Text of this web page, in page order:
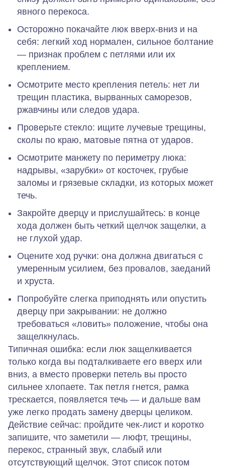
явного перекоса.
Осторожно покачайте люк вверх‑вниз и на
себя: легкий ход нормален, сильное болтание
— признак проблем с петлями или их
креплением.
Осмотрите место крепления петель: нет ли
трещин пластика, вырванных саморезов,
ржавчины или следов удара.
Проверьте стекло: ищите лучевые трещины,
сколы по краю, матовые пятна от ударов.
Осмотрите манжету по периметру люка:
надрывы, «зарубки» от косточек, грубые
заломы и грязевые складки, из которых может
течь.
Закройте дверцу и прислушайтесь: в конце
хода должен быть четкий щелчок защелки, а
не глухой удар.
Оцените ход ручки: она должна двигаться с
умеренным усилием, без провалов, заеданий
и хруста.
Попробуйте слегка приподнять или опустить
дверцу при закрывании: не должно
требоваться «ловить» положение, чтобы она
защелкнулась.
Типичная ошибка: если люк защелкивается
только когда вы подталкиваете его вверх или
вниз, а вместо проверки петель вы просто
сильнее хлопаете. Так петля гнется, рамка
трескается, появляется течь — и дальше вам
уже легко продать замену дверцы целиком.
Действие сейчас: пройдите чек‑лист и коротко
запишите, что заметили — люфт, трещины,
перекос, странный звук, слабый или
отсутствующий щелчок. Этот список потом